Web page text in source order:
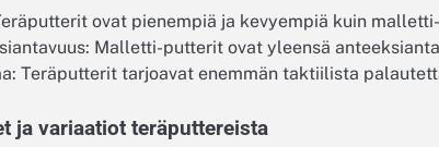
ovat pienempiä ja kevyempiä kuin
Malletti-putterit ovat yleensä
Teräputterit tarjoavat enemmän taktiilista
ja variaatiot teräputtereista